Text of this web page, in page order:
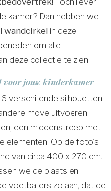
kamer? Dan hebben we
wandcirkel in deze
om alle
deze collectie te zien.
voor jouw kinderkamer
verschillende silhouetten
move uitvoeren.
een middenstreep met
elementen. Op de foto's
van circa 400 x 270 cm.
we de plaats en
voetballers zo aan, dat de